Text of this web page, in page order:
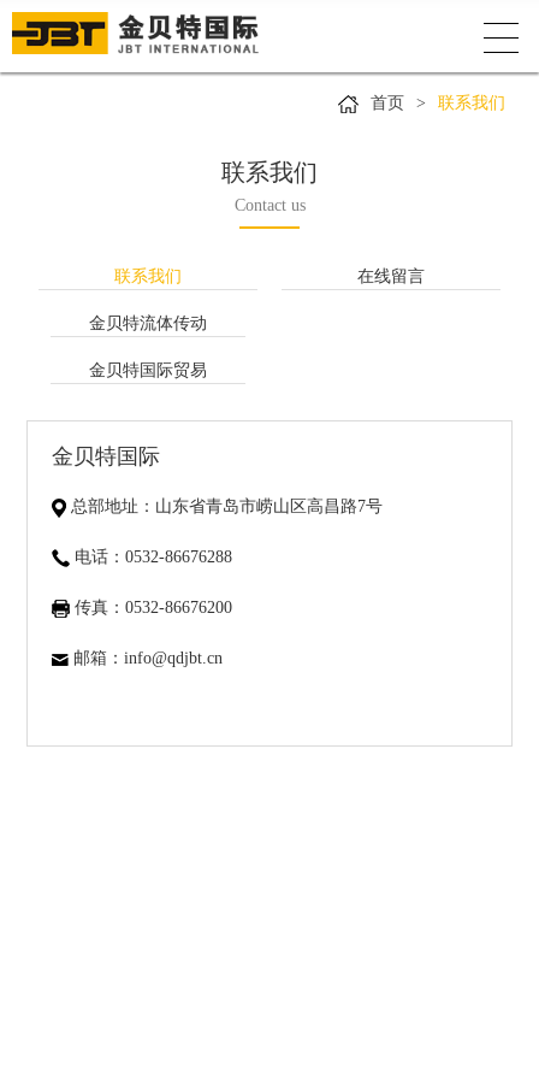
首页 > 联系我们
联系我们
Contact us
联系我们
金贝特流体传动
金贝特国际贸易
在线留言
金贝特国际
总部地址：山东省青岛市崂山区高昌路7号
电话：0532-86676288
传真：0532-86676200
邮箱：info@qdjbt.cn